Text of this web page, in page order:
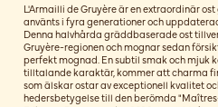
L'Armailli de Gruyère är en extraordinär
använts i fyra generationer och
Denna halvhårda gräddbaserade ost
Gruyère-regionen och mognar sedan
perfekt mognad. En subtil smak och mjuk
tilltalande karaktär, kommer att charma
som älskar ostar av exceptionell kvalitet
hedersbetygelse till den berömda